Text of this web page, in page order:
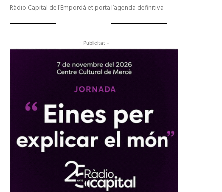
Ràdio Capital de l’Empordà et porta l’agenda definitiva
- Publicitat -